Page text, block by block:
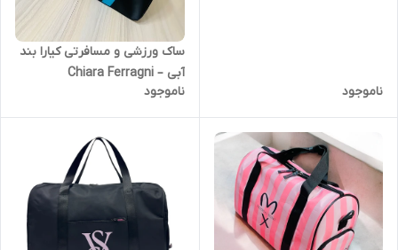
ناموجود
ساک ورزشی و مسافرتی کیارا بند
آبی – Chiara Ferragni
ناموجود